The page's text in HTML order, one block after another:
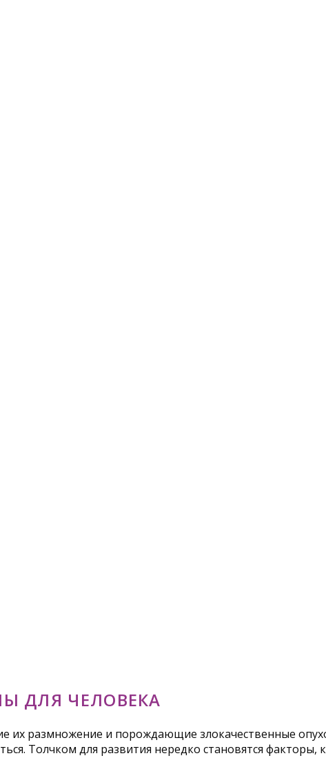
ДЛЯ ЧЕЛОВЕКА
размножение и порождающие злокачественные
Толчком для развития нередко становятся